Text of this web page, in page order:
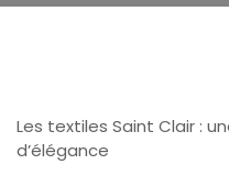
Les textiles Saint Clair :
d’élégance